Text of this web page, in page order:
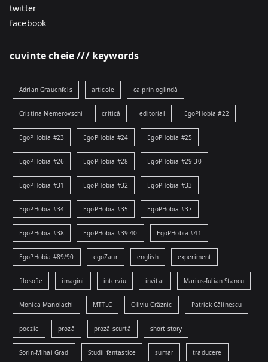
twitter
facebook
cuvinte cheie /// keywords
Adrian Grauenfels articole ca prin oglindă
Cristina Nemerovschi critică editorial EgoPHobia #22
EgoPHobia #23 EgoPHobia #24 EgoPHobia #25
EgoPHobia #26 EgoPHobia #28 EgoPHobia #29-30
EgoPHobia #31 EgoPHobia #32 EgoPHobia #33
EgoPHobia #34 EgoPHobia #35 EgoPHobia #37
EgoPHobia #38 EgoPHobia #39-40 EgoPHobia #41
EgoPHobia #89/90 egoZaur english experiment
filosofie imagini interviu invitat Marius-Iulian Stancu
Monica Manolachi MTTLC Oliviu Crâznic Patrick Călinescu
poezie proză proză scurtă short story
Sorin-Mihai Grad Studii fantastice sumar traducere